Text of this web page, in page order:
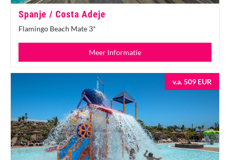
Spanje / Costa Adeje
Flamingo Beach Mate 3*
Meer Informatie
v.a. 509 EUR